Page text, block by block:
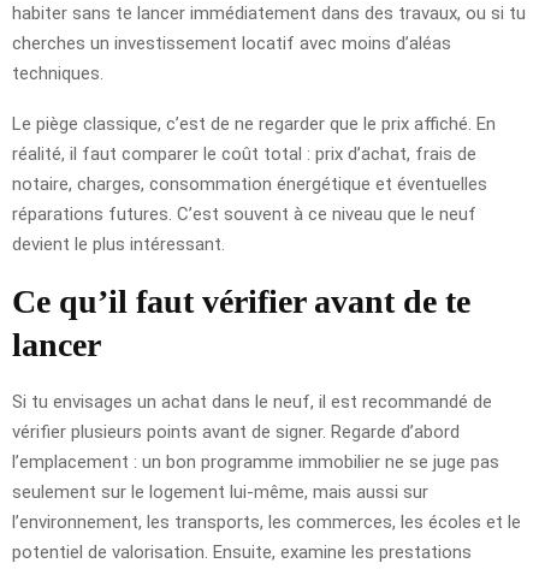
habiter sans te lancer immédiatement dans des travaux, ou si tu
cherches un investissement locatif avec moins d’aléas
techniques.
Le piège classique, c’est de ne regarder que le prix affiché. En
réalité, il faut comparer le coût total : prix d’achat, frais de
notaire, charges, consommation énergétique et éventuelles
réparations futures. C’est souvent à ce niveau que le neuf
devient le plus intéressant.
Ce qu’il faut vérifier avant de te
lancer
Si tu envisages un achat dans le neuf, il est recommandé de
vérifier plusieurs points avant de signer. Regarde d’abord
l’emplacement : un bon programme immobilier ne se juge pas
seulement sur le logement lui-même, mais aussi sur
l’environnement, les transports, les commerces, les écoles et le
potentiel de valorisation. Ensuite, examine les prestations